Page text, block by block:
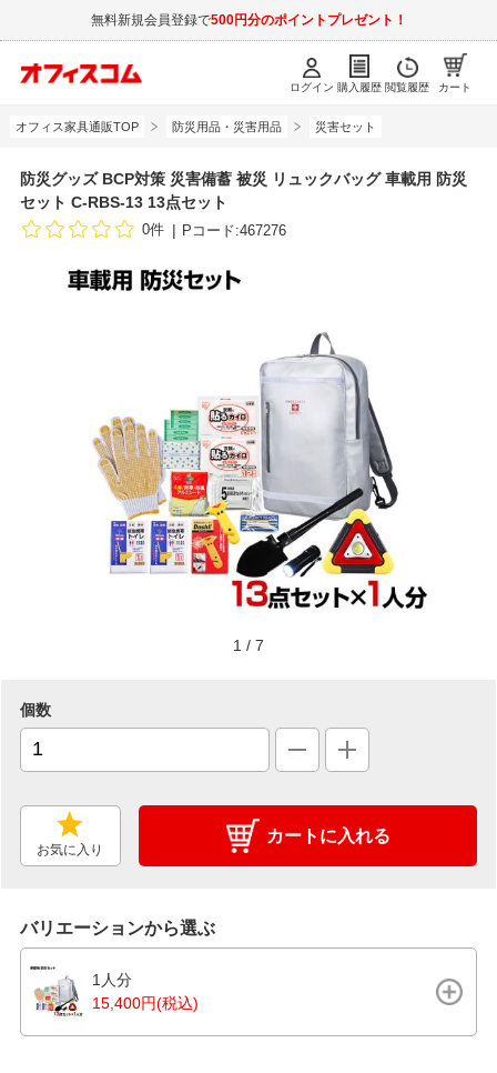
無料新規会員登録で500円分のポイントプレゼント！
ログイン 購入履歴 閲覧履歴 カート
オフィス家具通販TOP 防災用品・災害用品 災害セット
防災グッズ BCP対策 災害備蓄 被災 リュックバッグ 車載用 防災
セット C-RBS-13 13点セット
0件 Pコード:467276
1 / 7
個数
お気に入り
カートに入れる
バリエーションから選ぶ
1人分
15,400円(税込)